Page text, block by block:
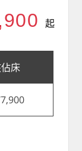
起
床